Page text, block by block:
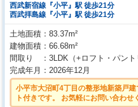
西武新宿線『小平』駅 徒歩21分
西武拝島線『小平』駅 徒歩21分
土地面積
83.37m²
建物面積
66.68m²
間取り
3LDK （+ロフト・パント
完成年月
2026年12月
小平市大沼町4丁目の整形地新築戸
ト付きです。 お気軽にお問い合わせ